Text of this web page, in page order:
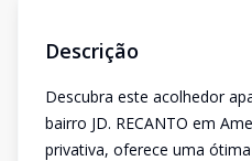
Descrição
Descubra este acolhedor
bairro JD. RECANTO em
privativa, oferece uma